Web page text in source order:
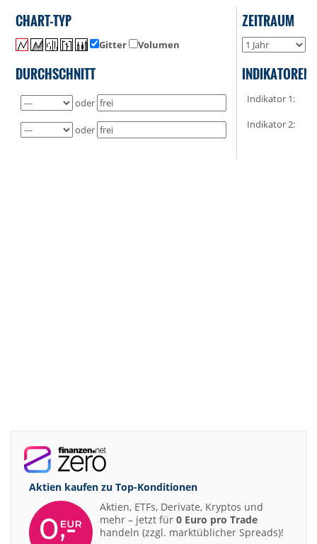
CHART-TYP
Gitter Volumen
ZEITRAUM
DURCHSCHNITT
oder
oder
INDIKATOREN
Indikator 1:
Indikator 2:
Aktien kaufen zu Top-Konditionen
Aktien, ETFs, Derivate, Kryptos und
mehr – jetzt für 0 Euro pro Trade
handeln (zzgl. marktüblicher Spreads)!